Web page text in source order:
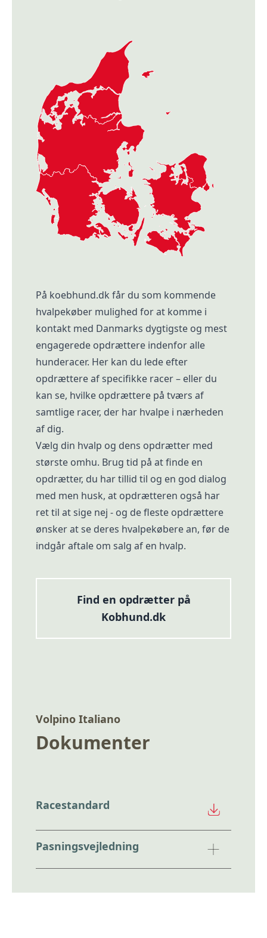
På koebhund.dk får du som kommende
hvalpekøber mulighed for at komme i
kontakt med Danmarks dygtigste og mest
engagerede opdrættere indenfor alle
hunderacer. Her kan du lede efter
opdrættere af specifikke racer – eller du
kan se, hvilke opdrættere på tværs af
samtlige racer, der har hvalpe i nærheden
af dig.
Vælg din hvalp og dens opdrætter med
største omhu. Brug tid på at finde en
opdrætter, du har tillid til og en god dialog
med men husk, at opdrætteren også har
ret til at sige nej - og de fleste opdrættere
ønsker at se deres hvalpekøbere an, før de
indgår aftale om salg af en hvalp.
Find en opdrætter på
Kobhund.dk
Volpino Italiano
Dokumenter
Racestandard
Pasningsvejledning